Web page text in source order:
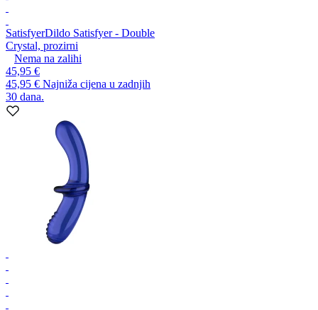
SatisfyerDildo Satisfyer - Double
Crystal, prozirni
Nema na zalihi
45,95 €
45,95 € Najniža cijena u zadnjih
30 dana.